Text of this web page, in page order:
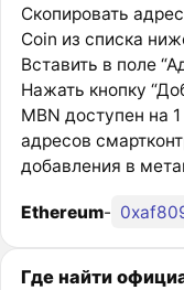
Скопировать
Coin из списка
Вставить в поле
Нажать кнопку
MBN доступен на
адресов
добавления в
Ethereum-
Где найти